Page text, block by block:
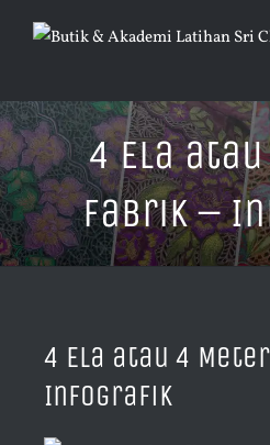
4 Ela
Fabrik –
4 Ela atau 4
Infografik